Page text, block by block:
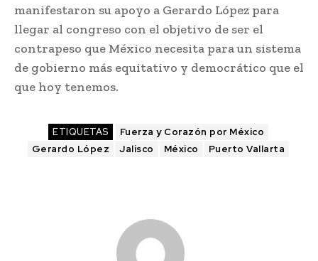
manifestaron su apoyo a Gerardo López para
llegar al congreso con el objetivo de ser el
contrapeso que México necesita para un sistema
de gobierno más equitativo y democrático que el
que hoy tenemos.
ETIQUETAS
Fuerza y Corazón por México
Gerardo López
Jalisco México Puerto Vallarta